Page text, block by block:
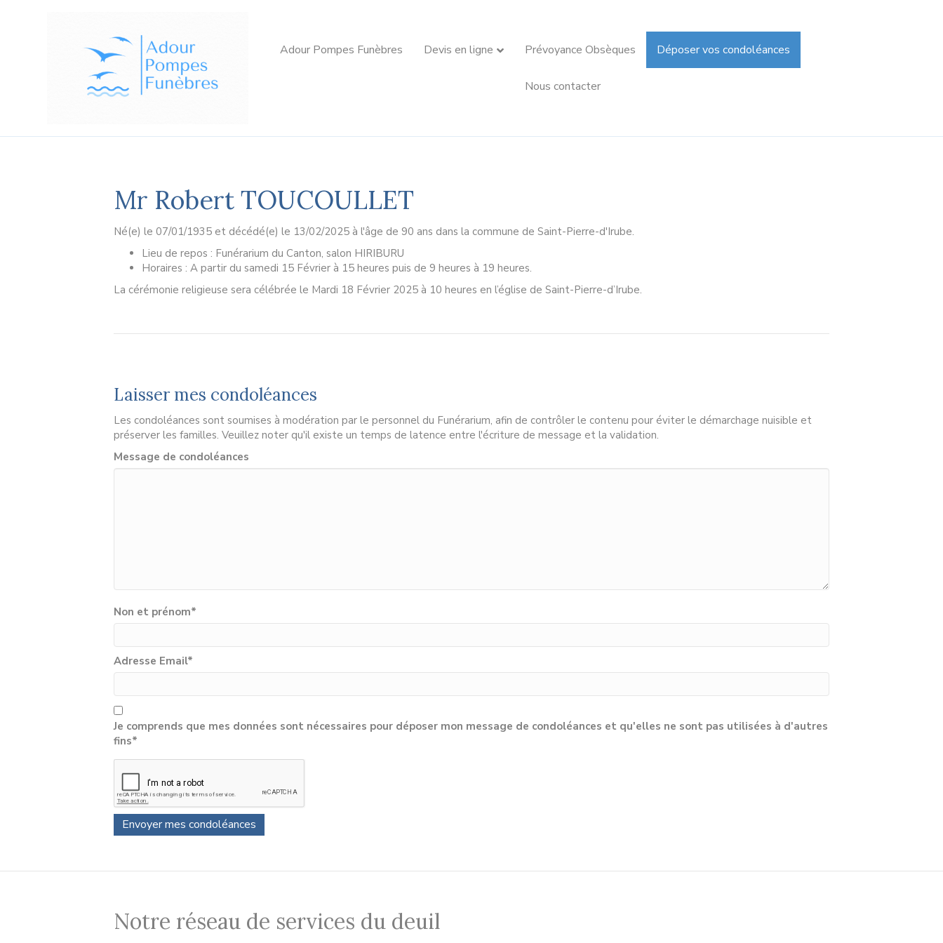
Adour Pompes Funèbres Devis en ligne Prévoyance Obsèques Déposer vos condoléances
Nous contacter
Mr Robert TOUCOULLET
Né(e) le 07/01/1935 et décédé(e) le 13/02/2025 à l'âge de 90 ans dans la commune de Saint-Pierre-d'Irube.
Lieu de repos : Funérarium du Canton, salon HIRIBURU
Horaires : A partir du samedi 15 Février à 15 heures puis de 9 heures à 19 heures.
La cérémonie religieuse sera célébrée le Mardi 18 Février 2025 à 10 heures en l’église de Saint-Pierre-d’Irube.
Laisser mes condoléances
Les condoléances sont soumises à modération par le personnel du Funérarium, afin de contrôler le contenu pour éviter le démarchage nuisible et
préserver les familles. Veuillez noter qu'il existe un temps de latence entre l'écriture de message et la validation.
Message de condoléances
Non et prénom*
Adresse Email*
Je comprends que mes données sont nécessaires pour déposer mon message de condoléances et qu'elles ne sont pas utilisées à d'autres
fins*
Notre réseau de services du deuil